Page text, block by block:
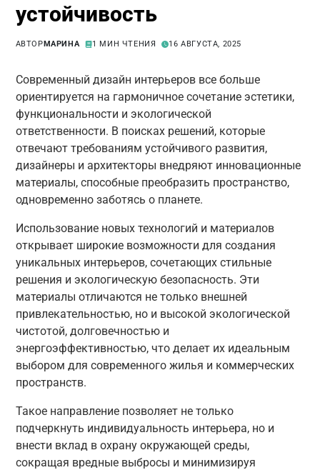
устойчивость
АВТОРМАРИНА 1 МИН ЧТЕНИЯ 16 АВГУСТА, 2025
Современный дизайн интерьеров все больше
ориентируется на гармоничное сочетание эстетики,
функциональности и экологической
ответственности. В поисках решений, которые
отвечают требованиям устойчивого развития,
дизайнеры и архитекторы внедряют инновационные
материалы, способные преобразить пространство,
одновременно заботясь о планете.
Использование новых технологий и материалов
открывает широкие возможности для создания
уникальных интерьеров, сочетающих стильные
решения и экологическую безопасность. Эти
материалы отличаются не только внешней
привлекательностью, но и высокой экологической
чистотой, долговечностью и
энергоэффективностью, что делает их идеальным
выбором для современного жилья и коммерческих
пространств.
Такое направление позволяет не только
подчеркнуть индивидуальность интерьера, но и
внести вклад в охрану окружающей среды,
сокращая вредные выбросы и минимизируя